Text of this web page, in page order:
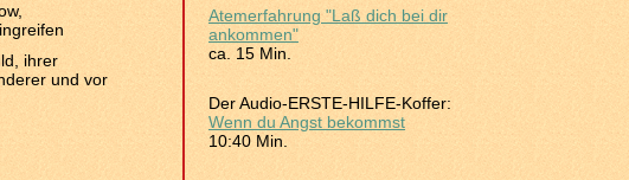
Atemerfahrung "Laß dich bei dir
ankommen"
ca. 15 Min.
Der Audio-ERSTE-HILFE-Koffer:
Wenn du Angst bekommst
10:40 Min.
ihrer
und vor